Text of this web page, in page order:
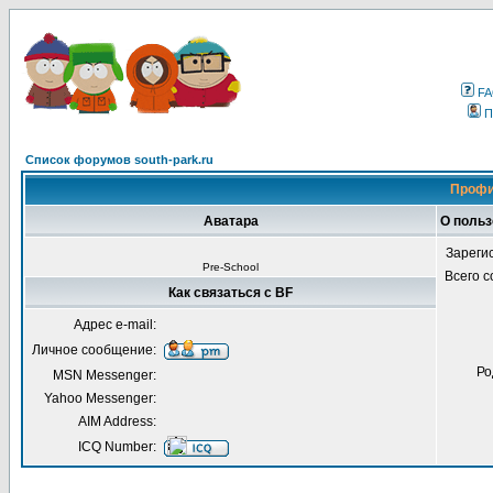
Список форумов south-park.ru
Аватара О
Pre-School
Всего
Как связаться с BF
Адрес e-mail:
Личное сообщение:
MSN Messenger:
Yahoo Messenger:
AIM Address:
ICQ Number: